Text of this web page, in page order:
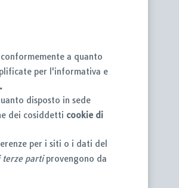
a quanto
per l'informativa e
disposto in sede
dei cosiddetti cookie di
per i siti o i dati del
terze partiprovengono da